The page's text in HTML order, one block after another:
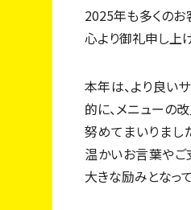
トップ
2025年も多くのお
心より御礼申し上
本年は、より良い
的に、メニューの
努めてまいりまし
温かいお言葉やご
大きな励みとなって